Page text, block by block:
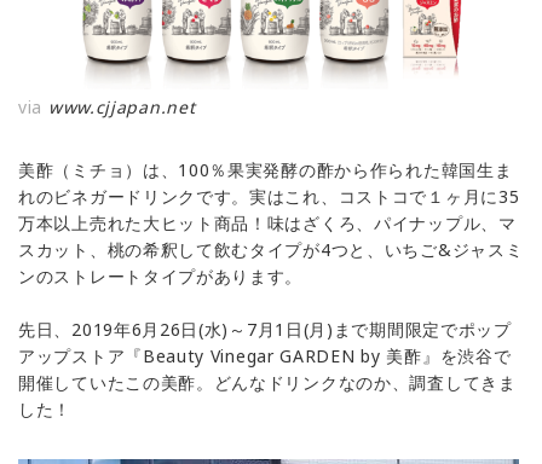
via www.cjjapan.net
美酢（ミチョ）は、100％果実発酵の酢から作られた韓国生ま
れのビネガードリンクです。実はこれ、コストコで１ヶ月に35
万本以上売れた大ヒット商品！味はざくろ、パイナップル、マ
スカット、桃の希釈して飲むタイプが4つと、いちご&ジャスミ
ンのストレートタイプがあります。
先日、2019年6月26日(水)～7月1日(月)まで期間限定でポップ
アップストア『Beauty Vinegar GARDEN by 美酢』を渋谷で
開催していたこの美酢。どんなドリンクなのか、調査してきま
した！